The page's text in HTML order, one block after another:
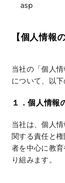
asp
【個人情報
当社の「個人
について、以下
１．個人情報
当社は、個人
関する責任と
者を中心に教
り組みます。